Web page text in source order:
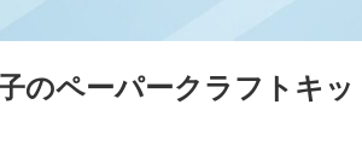
のペーパークラフトキ